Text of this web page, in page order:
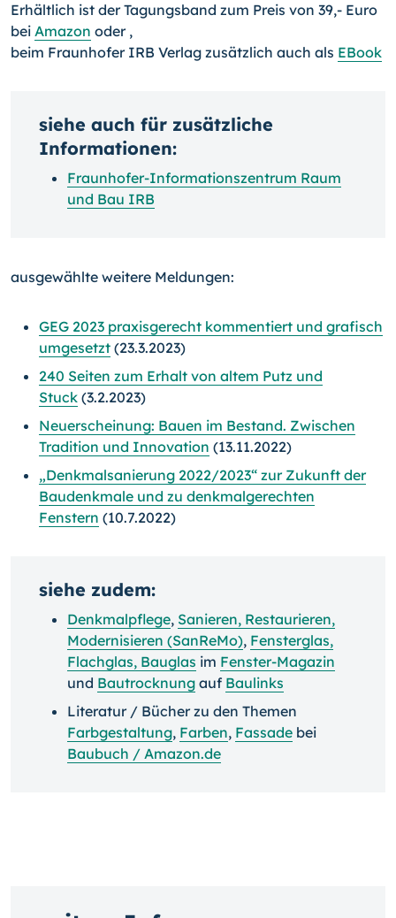
Erhältlich ist der Tagungsband zum Preis von 39,- Euro
bei Amazon oder ,
beim Fraunhofer IRB Verlag zusätzlich auch als EBook
siehe auch für zusätzliche
Informationen:
Fraunhofer-Informationszentrum Raum
und Bau IRB
ausgewählte weitere Meldungen:
GEG 2023 praxisgerecht kommentiert und grafisch
umgesetzt (23.3.2023)
240 Seiten zum Erhalt von altem Putz und
Stuck (3.2.2023)
Neuerscheinung: Bauen im Bestand. Zwischen
Tradition und Innovation (13.11.2022)
„Denkmalsanierung 2022/2023“ zur Zukunft der
Baudenkmale und zu denkmalgerechten
Fenstern (10.7.2022)
siehe zudem:
Denkmalpflege, Sanieren, Restaurieren,
Modernisieren (SanReMo), Fensterglas,
Flachglas, Bauglas im Fenster-Magazin
und Bautrocknung auf Baulinks
Literatur / Bücher zu den Themen
Farbgestaltung, Farben, Fassade bei
Baubuch / Amazon.de